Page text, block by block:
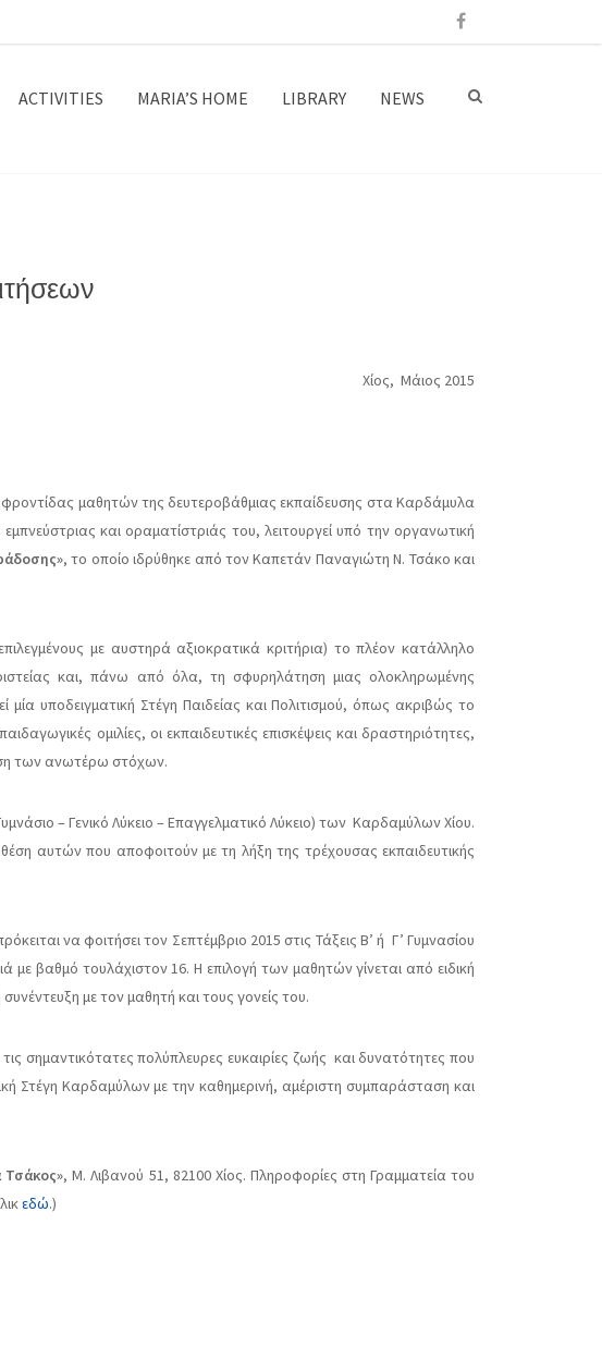
ACTIVITIES MARIA’S HOME LIBRARY NEWS
Χίος, Μάιος 2015
φροντίδας μαθητών της δευτεροβάθμιας εκπαίδευσης στα Καρδάμυλα
και οραματίστριάς του, λειτουργεί υπό την οργανωτική
, το οποίο ιδρύθηκε από τον Καπετάν Παναγιώτη Ν. Τσάκο και
με αυστηρά αξιοκρατικά κριτήρια) το πλέον κατάλληλο
και, πάνω από όλα, τη σφυρηλάτηση μιας ολοκληρωμένης
μία υποδειγματική Στέγη Παιδείας και Πολιτισμού, όπως ακριβώς το
ομιλίες, οι εκπαιδευτικές επισκέψεις και δραστηριότητες,
των ανωτέρω στόχων.
– Γενικό Λύκειο – Επαγγελματικό Λύκειο) των Καρδαμύλων Χίου.
αυτών που αποφοιτούν με τη λήξη της τρέχουσας εκπαιδευτικής
να φοιτήσει τον Σεπτέμβριο 2015 στις Τάξεις Β’ ή Γ’ Γυμνασίου
με βαθμό τουλάχιστον 16. Η επιλογή των μαθητών γίνεται από ειδική
με τον μαθητή και τους γονείς του.
σημαντικότατες πολύπλευρες ευκαιρίες ζωής και δυνατότητες που
Στέγη Καρδαμύλων με την καθημερινή, αμέριστη συμπαράσταση και
Τσάκος», Μ. Λιβανού 51, 82100 Χίος. Πληροφορίες στη Γραμματεία του
εδώ.)